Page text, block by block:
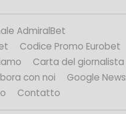
AdmiralBet
Codice Promo Eurobet
Carta del giornalista
con noi
Google News
Contatto